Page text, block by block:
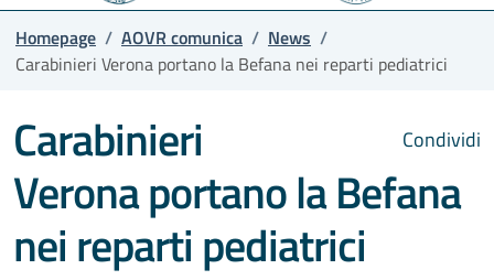
Homepage / AOVR comunica / News /
Carabinieri Verona portano la Befana nei reparti pediatrici
Condividi
Carabinieri
Verona portano la Befana
nei reparti pediatrici